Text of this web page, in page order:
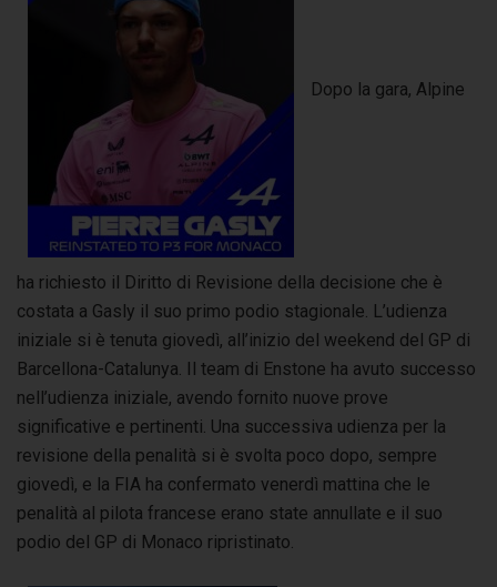
Dopo la gara, Alpine
ha richiesto il Diritto di Revisione della decisione che è
costata a Gasly il suo primo podio stagionale. L’udienza
iniziale si è tenuta giovedì, all’inizio del weekend del GP di
Barcellona-Catalunya. Il team di Enstone ha avuto successo
nell’udienza iniziale, avendo fornito nuove prove
significative e pertinenti. Una successiva udienza per la
revisione della penalità si è svolta poco dopo, sempre
giovedì, e la FIA ha confermato venerdì mattina che le
penalità al pilota francese erano state annullate e il suo
podio del GP di Monaco ripristinato.